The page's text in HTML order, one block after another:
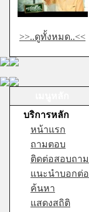
>>..ดูทั้งหมด..<<
บริการหลัก
หน้าแรก
ถามตอบ
ติดต่อสอบถาม
แนะนำบอกต่อ
ค้นหา
แสดงสถิติ